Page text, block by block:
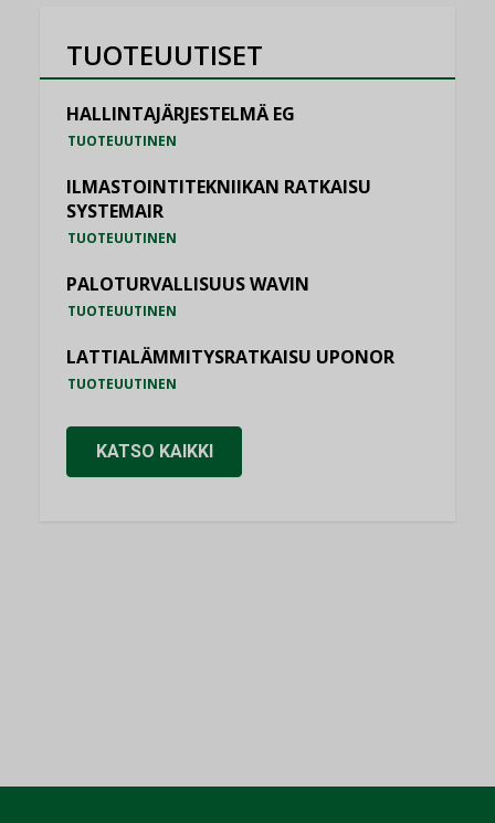
TUOTEUUTISET
HALLINTAJÄRJESTELMÄ EG
TUOTEUUTINEN
ILMASTOINTITEKNIIKAN RATKAISU
SYSTEMAIR
TUOTEUUTINEN
PALOTURVALLISUUS WAVIN
TUOTEUUTINEN
LATTIALÄMMITYSRATKAISU UPONOR
TUOTEUUTINEN
KATSO KAIKKI